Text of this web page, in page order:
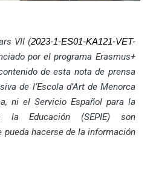
VII (2023-1-ES01-KA121-VET-
por el programa Erasmus+
de esta nota de prensa
de l’Escola d’Art de Menorca
ni el Servicio Español para la
la Educación (SEPIE) son
pueda hacerse de la información